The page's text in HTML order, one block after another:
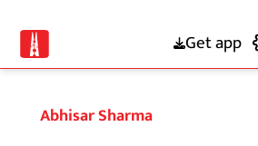
Get app
Abhisar Sharma